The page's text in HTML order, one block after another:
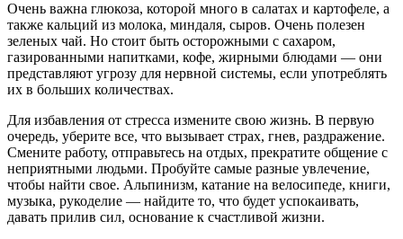
Очень важна глюкоза, которой много в салатах и картофеле, а
также кальций из молока, миндаля, сыров. Очень полезен
зеленых чай. Но стоит быть осторожными с сахаром,
газированными напитками, кофе, жирными блюдами — они
представляют угрозу для нервной системы, если употреблять
их в больших количествах.
Для избавления от стресса измените свою жизнь. В первую
очередь, уберите все, что вызывает страх, гнев, раздражение.
Смените работу, отправьтесь на отдых, прекратите общение с
неприятными людьми. Пробуйте самые разные увлечение,
чтобы найти свое. Альпинизм, катание на велосипеде, книги,
музыка, рукоделие — найдите то, что будет успокаивать,
давать прилив сил, основание к счастливой жизни.